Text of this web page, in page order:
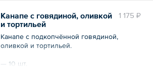
1 175 ₽
Канапе с говядиной, оливкой
и тортильей
Канапе с подкопчённой говядиной,
оливкой и тортильей.
— 10 шт.